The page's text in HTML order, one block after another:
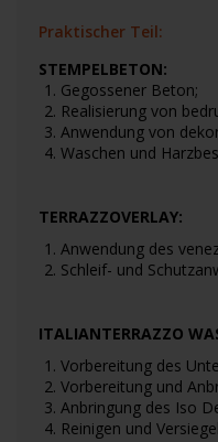
Praktischer Teil:
STEMPELBETON:
Gegossener Beton;
Realisierung von
Anwendung von
Waschen und
TERRAZZOVERLAY:
Anwendung des
Schleif- und
ITALIANTERRAZZO
Vorbereitung des
Vorbereitung und
Anbringung des Iso
Reinigen und